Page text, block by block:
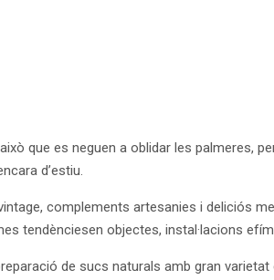
que es neguen a oblidar les palmeres,
d’estiu.
complements artesanies i deliciós
tendènciesen objectes, instal·lacions
de sucs naturals amb gran